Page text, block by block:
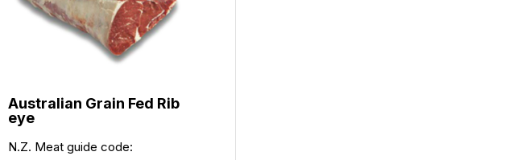
Australian Grain Fed Rib
eye
N.Z. Meat guide code: